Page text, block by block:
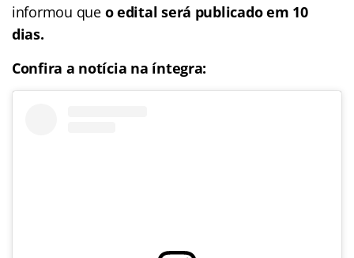
informou que o edital será publicado em 10
dias.
Confira a notícia na íntegra: